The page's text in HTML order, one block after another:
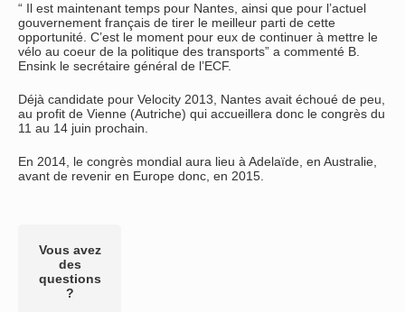
“ Il est maintenant temps pour Nantes, ainsi que pour l’actuel
gouvernement français de tirer le meilleur parti de cette
opportunité. C’est le moment pour eux de continuer à mettre le
vélo au coeur de la politique des transports” a commenté B.
Ensink le secrétaire général de l’ECF.
Déjà candidate pour Velocity 2013, Nantes avait échoué de peu,
au profit de Vienne (Autriche) qui accueillera donc le congrès du
11 au 14 juin prochain.
En 2014, le congrès mondial aura lieu à Adelaïde, en Australie,
avant de revenir en Europe donc, en 2015.
Vous avez
des
questions
?